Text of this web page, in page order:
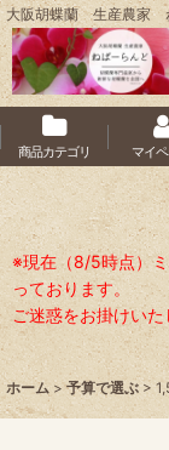
大阪胡蝶蘭 生産農家
商品カテゴリ マイ
※現在（8/5時点）
っております。
ご迷惑をお掛けい
ホーム > 予算で選ぶ >